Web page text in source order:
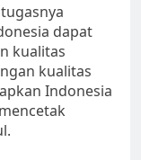
dapat
kualitas
kualitas
Indonesia